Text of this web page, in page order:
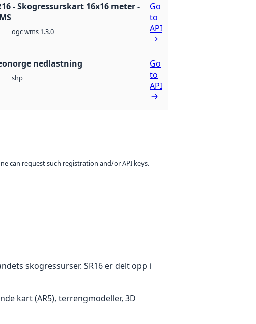
- Skogressurskart 16x16 meter -
ogc wms 1.3.0
Go
to
API
nedlastning
shp
Go
to
API
can request such registration and/or API keys.
skogressurser. SR16 er delt opp i
kart (AR5), terrengmodeller, 3D